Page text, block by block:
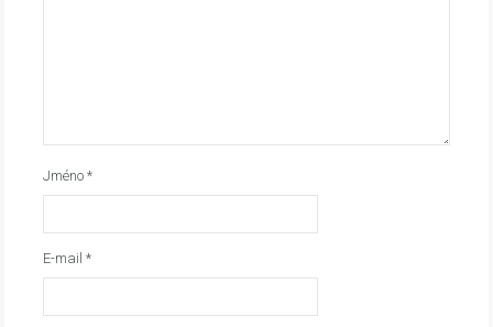
Jméno*
E-mail*